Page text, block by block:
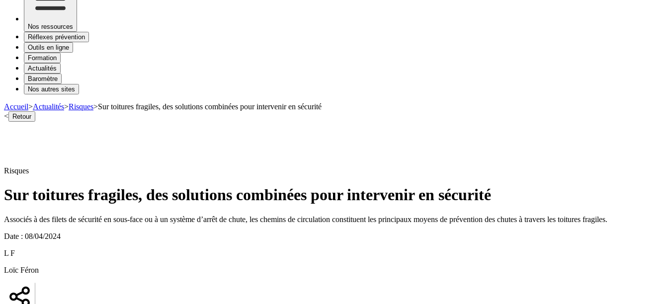
Nos ressources
Réflexes prévention
Outils en ligne
Formation
Actualités
Baromètre
Nos autres sites
Accueil>Actualités>Risques>Sur toitures fragiles, des solutions combinées pour intervenir en sécurité
< Retour
Risques
Sur toitures fragiles, des solutions combinées pour intervenir en sécurité
Associés à des filets de sécurité en sous-face ou à un système d’arrêt de chute, les chemins de circulation constituent les principaux moyens de prévention des chutes à travers les toitures fragiles.
Date : 08/04/2024
L F
Loïc Féron